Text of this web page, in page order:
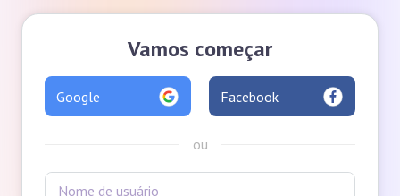
Vamos começar
Google Facebook
ou